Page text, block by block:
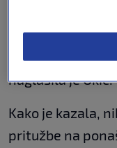
'metadonci' i da
nije etično, bez
i bez znanja.
naglasila je
Kako je kazala,
pritužbe na